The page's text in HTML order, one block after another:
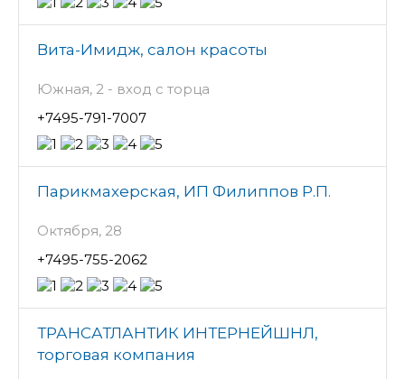
Вита-Имидж, салон красоты
Южная, 2 - вход с торца
+7495-791-7007
Парикмахерская, ИП Филиппов Р.П.
Октября, 28
+7495-755-2062
ТРАНСАТЛАНТИК ИНТЕРНЕЙШНЛ,
торговая компания